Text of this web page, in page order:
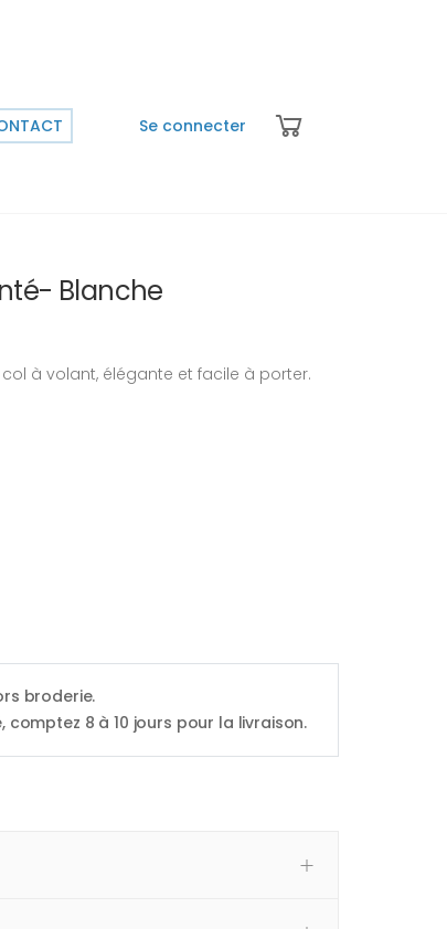
Se connecter
Blanche
à volant, élégante et facile à porter.
broderie.
comptez 8 à 10 jours pour la livraison.